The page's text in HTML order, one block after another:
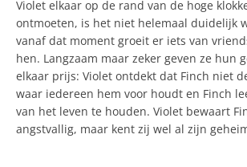
Violet elkaar op de rand van de hoge
ontmoeten, is het niet helemaal duidelijk
vanaf dat moment groeit er iets van
hen. Langzaam maar zeker geven ze hun
elkaar prijs: Violet ontdekt dat Finch niet
waar iedereen hem voor houdt en Finch
van het leven te houden. Violet bewaart
angstvallig, maar kent zij wel al zijn